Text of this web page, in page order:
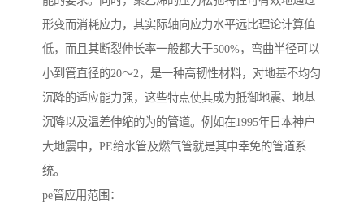
形变而消耗应力，其实际轴向应力水平远比理论计算值
低，而且其断裂伸长率一般都大于500%，弯曲半径可以
小到管直径的20～2，是一种高韧性材料，对地基不均匀
沉降的适应能力强，这些特点使其成为抵御地震、地基
沉降以及温差伸缩的为的管道。例如在1995年日本神户
大地震中，PE给水管及燃气管就是其中幸免的管道系
统。
pe管应用范围：